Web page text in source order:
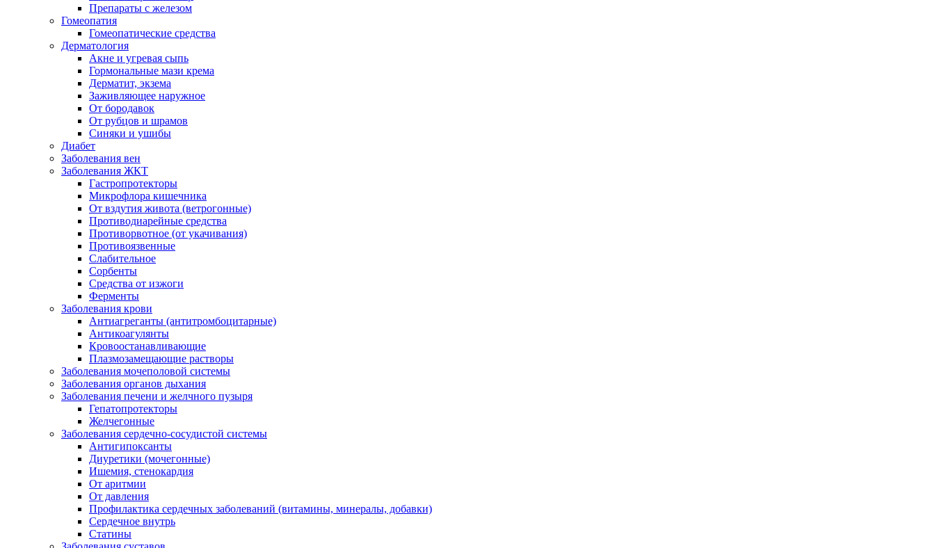
Препараты с железом
Гомеопатия
Гомеопатические средства
Дерматология
Акне и угревая сыпь
Гормональные мази крема
Дерматит, экзема
Заживляющее наружное
От бородавок
От рубцов и шрамов
Синяки и ушибы
Диабет
Заболевания вен
Заболевания ЖКТ
Гастропротекторы
Микрофлора кишечника
От вздутия живота (ветрогонные)
Противодиарейные средства
Противорвотное (от укачивания)
Противоязвенные
Слабительное
Сорбенты
Средства от изжоги
Ферменты
Заболевания крови
Антиагреганты (антитромбоцитарные)
Антикоагулянты
Кровоостанавливающие
Плазмозамещающие растворы
Заболевания мочеполовой системы
Заболевания органов дыхания
Заболевания печени и желчного пузыря
Гепатопротекторы
Желчегонные
Заболевания сердечно-сосудистой системы
Антигипоксанты
Диуретики (мочегонные)
Ишемия, стенокардия
От аритмии
От давления
Профилактика сердечных заболеваний (витамины, минералы, добавки)
Сердечное внутрь
Статины